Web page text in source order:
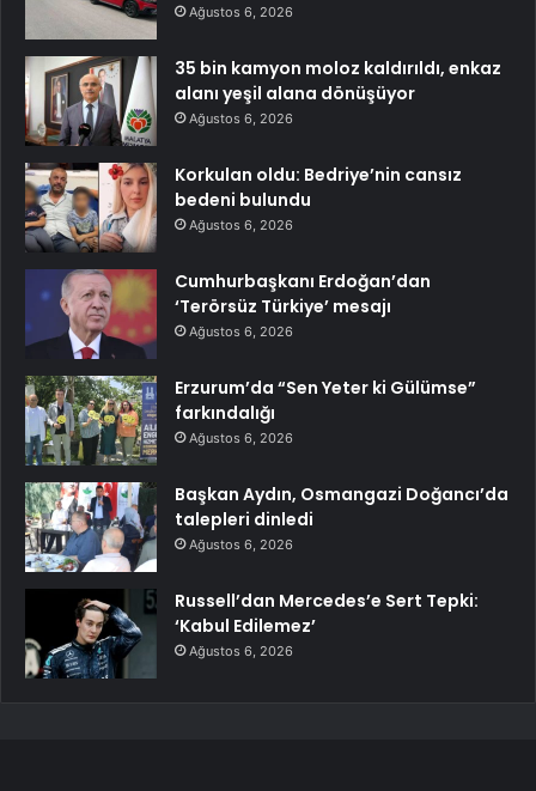
Ağustos 6, 2026
35 bin kamyon moloz kaldırıldı, enkaz
alanı yeşil alana dönüşüyor
Ağustos 6, 2026
Korkulan oldu: Bedriye’nin cansız
bedeni bulundu
Ağustos 6, 2026
Cumhurbaşkanı Erdoğan’dan
‘Terörsüz Türkiye’ mesajı
Ağustos 6, 2026
Erzurum’da “Sen Yeter ki Gülümse”
farkındalığı
Ağustos 6, 2026
Başkan Aydın, Osmangazi Doğancı’da
talepleri dinledi
Ağustos 6, 2026
Russell’dan Mercedes’e Sert Tepki:
‘Kabul Edilemez’
Ağustos 6, 2026